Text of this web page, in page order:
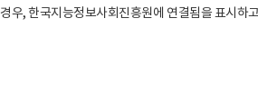
우, 한국지능정보사회진흥원에 연결됨을 표시